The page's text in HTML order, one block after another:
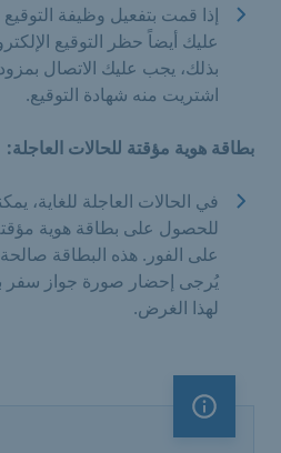
إذا قمت بتفعيل وظيفة
بذلك، يجب عليك الاتصال
اشتريت منه شهادة التوقيع.
بطاقة هوية مؤقتة للحالات العاجلة:
في الحالات العاجلة للغاية،
للحصول على بطاقة هوية
على الفور. هذه البطاقة
يُرجى إحضار صورة جواز سفر
لهذا الغرض.
ملاحظة مهمة